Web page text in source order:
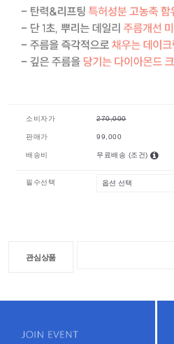
소비자가 270,000
판매가 99,000
배송비 무료배송 (조건)
필수선택
관심상품